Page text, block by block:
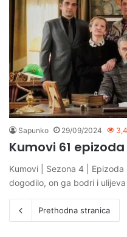
Sapunko 29/09/2024
Kumovi 61
Kumovi | Sezona 4 |
dogodilo, on ga bodri i
Prethodna stranica